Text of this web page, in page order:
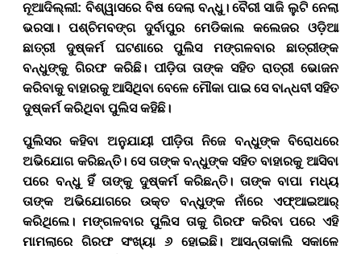
ନୂଆଦିଲ୍ଲୀ: ବିଶ୍ୱାସରେ ବିଷ ଦେଲା ବନ୍ଧୁ। ବୈରୀ ସାଜି ଲୁଟି ନେଲା
ଭରସା। ପଶ୍ଚିମବଙ୍ଗ ଦୁର୍ବାପୁର ମେଡିକାଲ କଲେଜରଓଡ଼ିଆ
ଛାତ୍ରୀ ଦୁଷ୍କର୍ମ ଘଟଣାରେ ପୁଲିସମଙ୍ଗଳବାରଛାତ୍ରୀଙ୍କ
ବନ୍ଧୁଙ୍କୁ ଗିରଫ କରିଛି। ପୀଡ଼ିତା ତାଙ୍କ ସହିତ ରାତ୍ରୀ ଭୋଜନ
କରିବାକୁ ବାହାରକୁ ଆସିଥିବା ବେଳେ ମୌକା ପାଇ ସେ ବାନ୍ଧବୀ ସହିତ
ଦୁଷ୍କର୍ମ କରିଥିବା ପୁଲିସ କହିଛି।
ପୁଲିସର କହିବା ଅନୁଯାୟୀ ପୀଡ଼ିତା ନିଜେ ବନ୍ଧୁଙ୍କ ବିରୋଧରେ
ଅଭିଯୋଗ କରିଛନ୍ତି। ସେ ତାଙ୍କ ବନ୍ଧୁଙ୍କ ସହିତ ବାହାରକୁ ଆସିବା
ପରେ ବନ୍ଧୁ ହିଁ ତାଙ୍କୁ ଦୁଷ୍କର୍ମ କରିଛନ୍ତି। ତାଙ୍କ ବାପା ମଧ୍ୟ
ତାଙ୍କ ଅଭିଯୋଗରେ ଉକ୍ତ ବନ୍ଧୁଙ୍କ ନାଁରେ ଏଫ୍‌ଆଇଆର୍
କରିଥିଲେ। ମଙ୍ଗଳବାର ପୁଲିସ ତାକୁ ଗିରଫ କରିବା ପରେ ଏହି
ମାମଲାରେ ଗିରଫ ସଂଖ୍ୟା ୬ ହୋଇଛି। ଆସନ୍ତାକାଲି ସକାଳେ